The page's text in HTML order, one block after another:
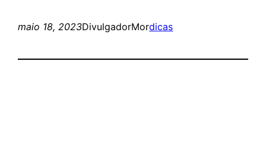
maio 18, 2023DivulgadorMordicas